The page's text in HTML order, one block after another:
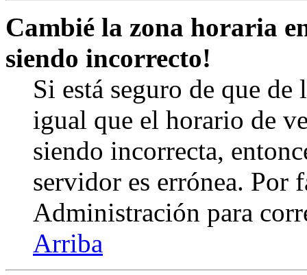
Cambié la zona horaria
siendo incorrecto!
Si está seguro de que
igual que el horario de
siendo incorrecta,
servidor es errónea. Por
Administración para
Arriba